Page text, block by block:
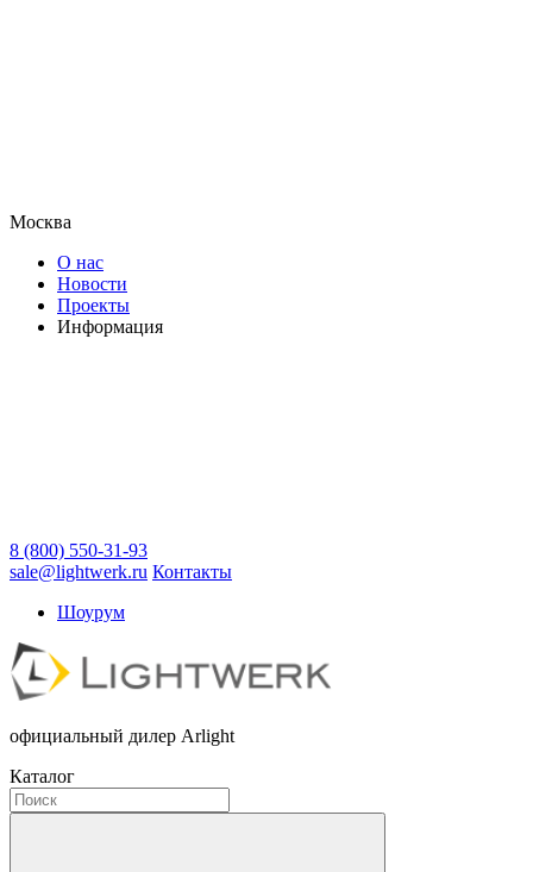
Москва
О нас
Новости
Проекты
Информация
8 (800) 550-31-93
sale@lightwerk.ru Контакты
Шоурум
официальный дилер Arlight
Каталог